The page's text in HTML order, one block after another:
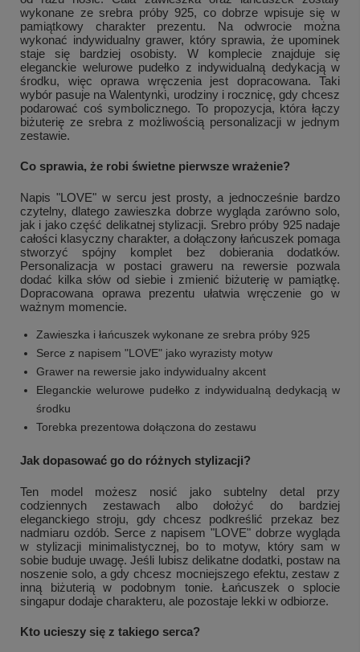
wykonane ze srebra próby 925, co dobrze wpisuje się w
pamiątkowy charakter prezentu. Na odwrocie można
wykonać indywidualny grawer, który sprawia, że upominek
staje się bardziej osobisty. W komplecie znajduje się
eleganckie welurowe pudełko z indywidualną dedykacją w
środku, więc oprawa wręczenia jest dopracowana. Taki
wybór pasuje na Walentynki, urodziny i rocznicę, gdy chcesz
podarować coś symbolicznego. To propozycja, która łączy
biżuterię ze srebra z możliwością personalizacji w jednym
zestawie.
Co sprawia, że robi świetne pierwsze wrażenie?
Napis "LOVE" w sercu jest prosty, a jednocześnie bardzo
czytelny, dlatego zawieszka dobrze wygląda zarówno solo,
jak i jako część delikatnej stylizacji. Srebro próby 925 nadaje
całości klasyczny charakter, a dołączony łańcuszek pomaga
stworzyć spójny komplet bez dobierania dodatków.
Personalizacja w postaci graweru na rewersie pozwala
dodać kilka słów od siebie i zmienić biżuterię w pamiątkę.
Dopracowana oprawa prezentu ułatwia wręczenie go w
ważnym momencie.
Zawieszka i łańcuszek wykonane ze srebra próby 925
Serce z napisem "LOVE" jako wyrazisty motyw
Grawer na rewersie jako indywidualny akcent
Eleganckie welurowe pudełko z indywidualną dedykacją w
środku
Torebka prezentowa dołączona do zestawu
Jak dopasować go do różnych stylizacji?
Ten model możesz nosić jako subtelny detal przy
codziennych zestawach albo dołożyć do bardziej
eleganckiego stroju, gdy chcesz podkreślić przekaz bez
nadmiaru ozdób. Serce z napisem "LOVE" dobrze wygląda
w stylizacji minimalistycznej, bo to motyw, który sam w
sobie buduje uwagę. Jeśli lubisz delikatne dodatki, postaw na
noszenie solo, a gdy chcesz mocniejszego efektu, zestaw z
inną biżuterią w podobnym tonie. Łańcuszek o splocie
singapur dodaje charakteru, ale pozostaje lekki w odbiorze.
Kto ucieszy się z takiego serca?